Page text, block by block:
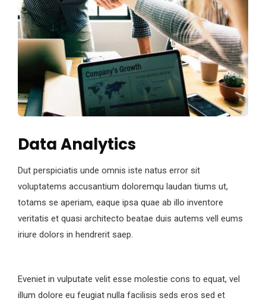
Data Analytics
Dut perspiciatis unde omnis iste natus error sit
voluptatems accusantium doloremqu laudan tiums ut,
totams se aperiam, eaque ipsa quae ab illo inventore
veritatis et quasi architecto beatae duis autems vell eums
iriure dolors in hendrerit saep.
Eveniet in vulputate velit esse molestie cons to equat, vel
illum dolore eu feugiat nulla facilisis seds eros sed et